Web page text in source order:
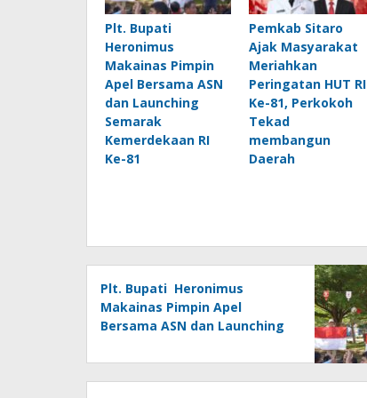
Plt. Bupati
Heronimus
Makainas Pimpin
Apel Bersama ASN
dan Launching
Semarak
Kemerdekaan RI
Ke-81
Pemkab Sitaro
Ajak Masyarakat
Meriahkan
Peringatan HUT RI
Ke-81, Perkokoh
Tekad
membangun
Daerah
Plt. Bupati Heronimus
Makainas Pimpin Apel
Bersama ASN dan Launching
81